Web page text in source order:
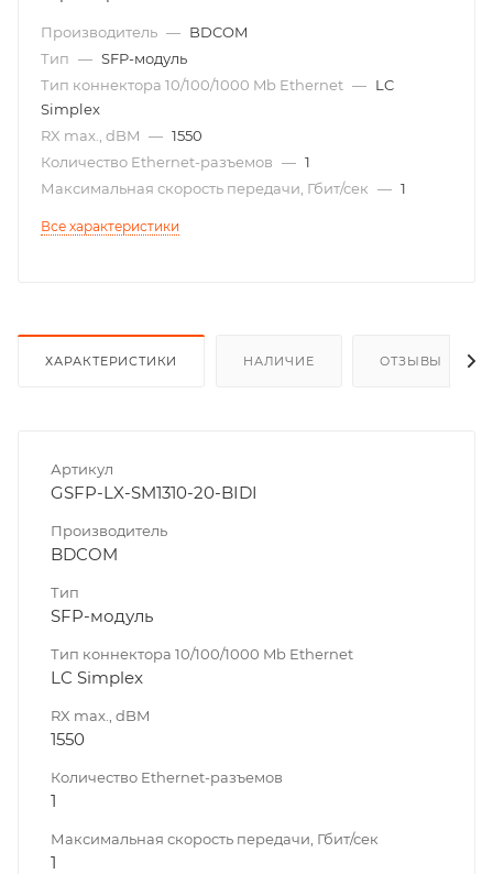
Производитель — BDCOM
Тип — SFP-модуль
Тип коннектора 10/100/1000 Mb Ethernet — LC
Simplex
RX max., dBM — 1550
Количество Ethernet-разъемов — 1
Максимальная скорость передачи, Гбит/сек — 1
Все характеристики
ХАРАКТЕРИСТИКИ НАЛИЧИЕ ОТЗЫВЫ
Артикул
GSFP-LX-SM1310-20-BIDI
Производитель
BDCOM
Тип
SFP-модуль
Тип коннектора 10/100/1000 Mb Ethernet
LC Simplex
RX max., dBM
1550
Количество Ethernet-разъемов
1
Максимальная скорость передачи, Гбит/сек
1